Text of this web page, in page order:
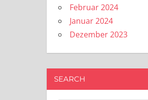
Februar 2024
Januar 2024
Dezember 2023
SEARCH